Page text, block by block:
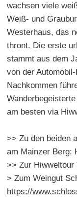
wachsen viele
Weiß- und
Westerhaus, das
thront. Die erste
stammt aus dem
von der
Nachkommen
am besten via
>> Zu den beiden
am Mainzer Berg:
>> Zur Hiwweltour
> Zum Weingut
https://